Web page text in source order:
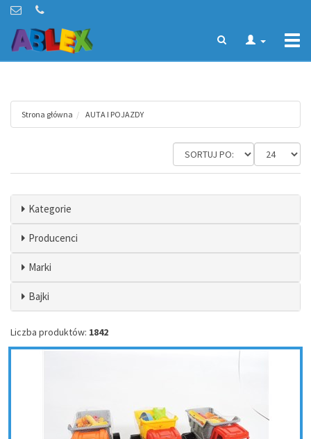
Strona główna AUTA I POJAZDY
Kategorie
Producenci
Marki
Bajki
Liczba produktów: 1842